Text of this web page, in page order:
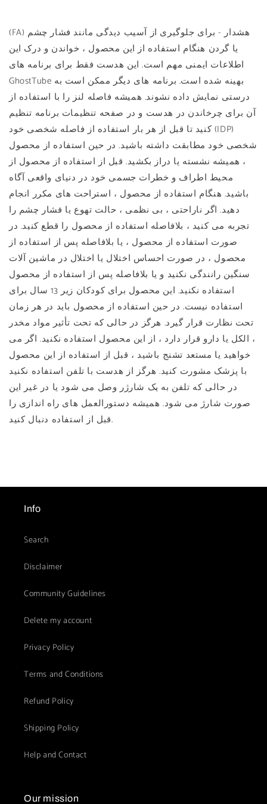
(FA) هشدار - برای جلوگیری از آسیب دیدگی مانند فشار چشم
یا گردن هنگام استفاده از این محصول ، خواندن و درک این
اطلاعات ایمنی مهم است. این هدست فقط برای برنامه های
GhostTube بهینه شده است. برنامه های دیگر ممکن است به
درستی نمایش داده نشوند. همیشه فاصله لنز را با استفاده از
آن برای چرخاندن در هدست و در صفحه تنظیمات برنامه تنظیم
کنید تا قبل از هر بار استفاده از فاصله شخصی خود (IDP)
شخصی خود مطابقت داشته باشید. در حین استفاده از محصول
، همیشه نشسته یا دراز بکشید. قبل از استفاده از محصول از
محیط اطراف و خطرات جسمی خود در دنیای واقعی آگاه
باشید. هنگام استفاده از محصول ، استراحت های مکرر انجام
دهید. اگر ناراحتی ، بی نظمی ، حالت تهوع یا فشار چشم را
تجربه می کنید ، بلافاصله استفاده از محصول را قطع کنید. در
صورت استفاده از محصول ، یا بلافاصله پس از استفاده از
محصول ، در صورت احساس اختلال یا اختلال در ماشین آلات
سنگین رانندگی نکنید و یا بلافاصله پس از استفاده از محصول
استفاده نکنید. این محصول برای کودکان زیر 13 سال برای
استفاده نیست. در حین استفاده از محصول باید در هر زمان
تحت نظارت قرار گیرد. هرگز در حالی که تحت تأثیر مواد مخدر
، الکل یا دارو قرار دارد ، از این محصول استفاده نکنید. اگر می
خواهید یا مستعد تشنج باشید ، قبل از استفاده از این محصول
با پزشک مشورت کنید. هرگز از هدست با تلفن استفاده نکنید
در حالی که تلفن به یک شارژر وصل می شود یا در غیر این
صورت شارژ می شود. همیشه دستورالعمل های راه اندازی را
قبل از استفاده دنبال کنید.
Info
Search
Disclaimer
Community Guidelines
Delete my account
Privacy Policy
Terms and Conditions
Refund Policy
Shipping Policy
Help and Contact
Our mission